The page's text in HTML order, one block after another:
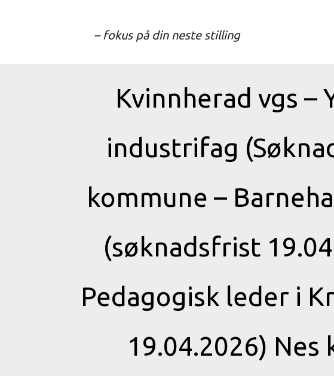
– fokus på din neste stilling
Kvinnherad vgs
industrifag
kommune –
(søknadsfrist
Pedagogisk leder i
19.04.2026)